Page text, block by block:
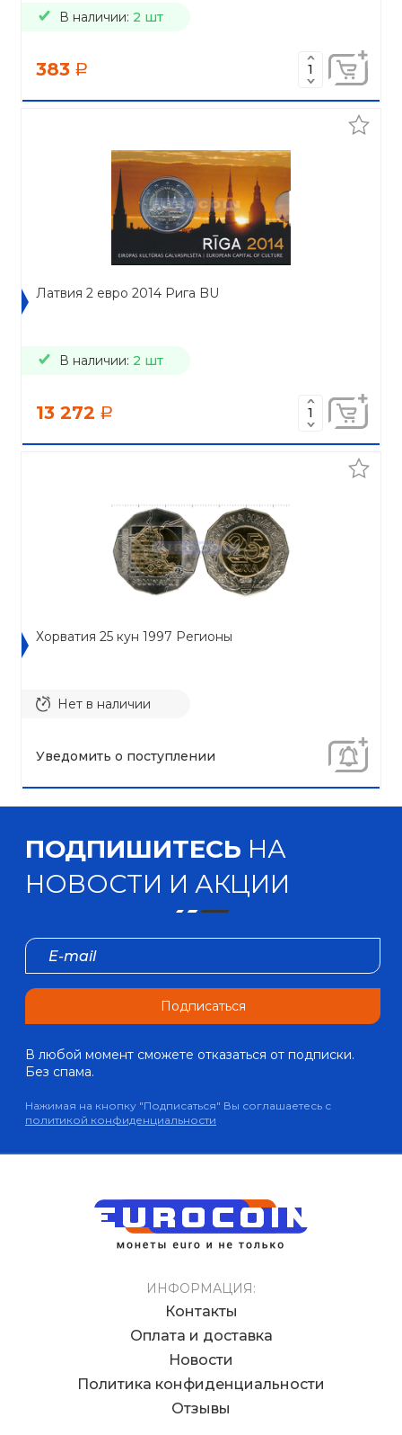
В наличии: 2 шт
383 a
Латвия 2 евро 2014 Рига BU
В наличии: 2 шт
13 272 a
Хорватия 25 кун 1997 Регионы
Нет в наличии
Уведомить о поступлении
ПОДПИШИТЕСЬ НА
НОВОСТИ И АКЦИИ
Подписаться
В любой момент сможете отказаться от подписки.
Без спама.
Нажимая на кнопку "Подписаться" Вы соглашаетесь с
политикой конфиденциальности
ИНФОРМАЦИЯ:
Контакты
Оплата и доставка
Новости
Политика конфиденциальности
Отзывы